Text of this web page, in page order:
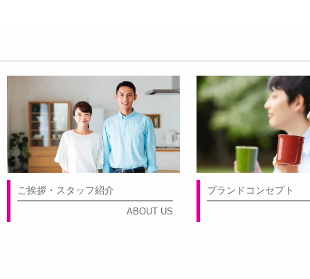
ご挨拶・スタッフ紹介
ABOUT US
ブランドコンセプト